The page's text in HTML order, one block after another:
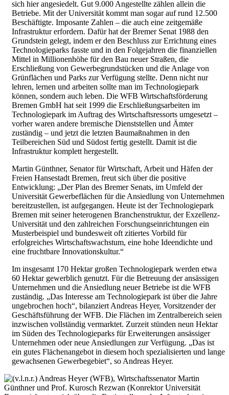
sich hier angesiedelt. Gut 9.000 Angestellte zählen allein die
Betriebe. Mit der Universität kommt man sogar auf rund 12.500
Beschäftigte. Imposante Zahlen – die auch eine zeitgemäße
Infrastruktur erfordern. Dafür hat der Bremer Senat 1988 den
Grundstein gelegt, indem er den Beschluss zur Errichtung eines
Technologieparks fasste und in den Folgejahren die finanziellen
Mittel in Millionenhöhe für den Bau neuer Straßen, die
Erschließung von Gewerbegrundstücken und die Anlage von
Grünflächen und Parks zur Verfügung stellte. Denn nicht nur
lehren, lernen und arbeiten sollte man im Technologiepark
können, sondern auch leben. Die WFB Wirtschaftsförderung
Bremen GmbH hat seit 1999 die Erschließungsarbeiten im
Technologiepark im Auftrag des Wirtschaftsressorts umgesetzt –
vorher waren andere bremische Dienststellen und Ämter
zuständig – und jetzt die letzten Baumaßnahmen in den
Teilbereichen Süd und Südost fertig gestellt. Damit ist die
Infrastruktur komplett hergestellt.
Martin Günthner, Senator für Wirtschaft, Arbeit und Häfen der
Freien Hansestadt Bremen, freut sich über die positive
Entwicklung: „Der Plan des Bremer Senats, im Umfeld der
Universität Gewerbeflächen für die Ansiedlung von Unternehmen
bereitzustellen, ist aufgegangen. Heute ist der Technologiepark
Bremen mit seiner heterogenen Branchenstruktur, der Exzellenz-
Universität und den zahlreichen Forschungseinrichtungen ein
Musterbeispiel und bundesweit oft zitiertes Vorbild für
erfolgreiches Wirtschaftswachstum, eine hohe Ideendichte und
eine fruchtbare Innovationskultur.“
Im insgesamt 170 Hektar großen Technologiepark werden etwa
60 Hektar gewerblich genutzt. Für die Betreuung der ansässigen
Unternehmen und die Ansiedlung neuer Betriebe ist die WFB
zuständig. „Das Interesse am Technologiepark ist über die Jahre
ungebrochen hoch“, bilanziert Andreas Heyer, Vorsitzender der
Geschäftsführung der WFB. Die Flächen im Zentralbereich seien
inzwischen vollständig vermarktet. Zurzeit stünden neun Hektar
im Süden des Technologieparks für Erweiterungen ansässiger
Unternehmen oder neue Ansiedlungen zur Verfügung. „Das ist
ein gutes Flächenangebot in diesem hoch spezialisierten und lange
gewachsenen Gewerbegebiet“, so Andreas Heyer.